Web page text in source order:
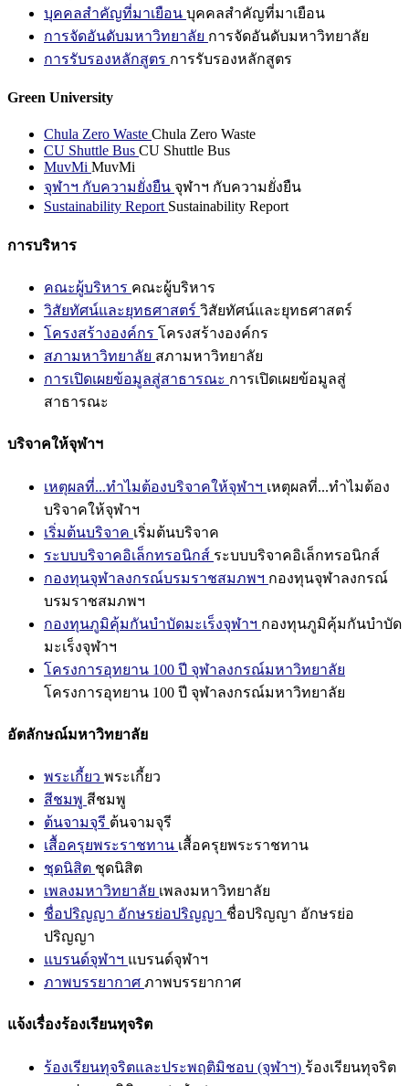
บุคคลสำคัญที่มาเยือน บุคคลสำคัญที่มาเยือน
การจัดอันดับมหาวิทยาลัย การจัดอันดับมหาวิทยาลัย
การรับรองหลักสูตร การรับรองหลักสูตร
Green University
Chula Zero Waste Chula Zero Waste
CU Shuttle Bus CU Shuttle Bus
MuvMi MuvMi
จุฬาฯ กับความยั่งยืน จุฬาฯ กับความยั่งยืน
Sustainability Report Sustainability Report
การบริหาร
คณะผู้บริหาร คณะผู้บริหาร
วิสัยทัศน์และยุทธศาสตร์ วิสัยทัศน์และยุทธศาสตร์
โครงสร้างองค์กร โครงสร้างองค์กร
สภามหาวิทยาลัย สภามหาวิทยาลัย
การเปิดเผยข้อมูลสู่สาธารณะ การเปิดเผยข้อมูลสู่
สาธารณะ
บริจาคให้จุฬาฯ
เหตุผลที่...ทำไมต้องบริจาคให้จุฬาฯ เหตุผลที่...ทำไมต้อง
บริจาคให้จุฬาฯ
เริ่มต้นบริจาค เริ่มต้นบริจาค
ระบบบริจาคอิเล็กทรอนิกส์ ระบบบริจาคอิเล็กทรอนิกส์
กองทุนจุฬาลงกรณ์บรมราชสมภพฯ กองทุนจุฬาลงกรณ์
บรมราชสมภพฯ
กองทุนภูมิคุ้มกันบำบัดมะเร็งจุฬาฯ กองทุนภูมิคุ้มกันบำบัด
มะเร็งจุฬาฯ
โครงการอุทยาน 100 ปี จุฬาลงกรณ์มหาวิทยาลัย
โครงการอุทยาน 100 ปี จุฬาลงกรณ์มหาวิทยาลัย
อัตลักษณ์มหาวิทยาลัย
พระเกี้ยว พระเกี้ยว
สีชมพู สีชมพู
ต้นจามจุรี ต้นจามจุรี
เสื้อครุยพระราชทาน เสื้อครุยพระราชทาน
ชุดนิสิต ชุดนิสิต
เพลงมหาวิทยาลัย เพลงมหาวิทยาลัย
ชื่อปริญญา อักษรย่อปริญญา ชื่อปริญญา อักษรย่อ
ปริญญา
แบรนด์จุฬาฯ แบรนด์จุฬาฯ
ภาพบรรยากาศ ภาพบรรยากาศ
แจ้งเรื่องร้องเรียนทุจริต
ร้องเรียนทุจริตและประพฤติมิชอบ (จุฬาฯ) ร้องเรียนทุจริต